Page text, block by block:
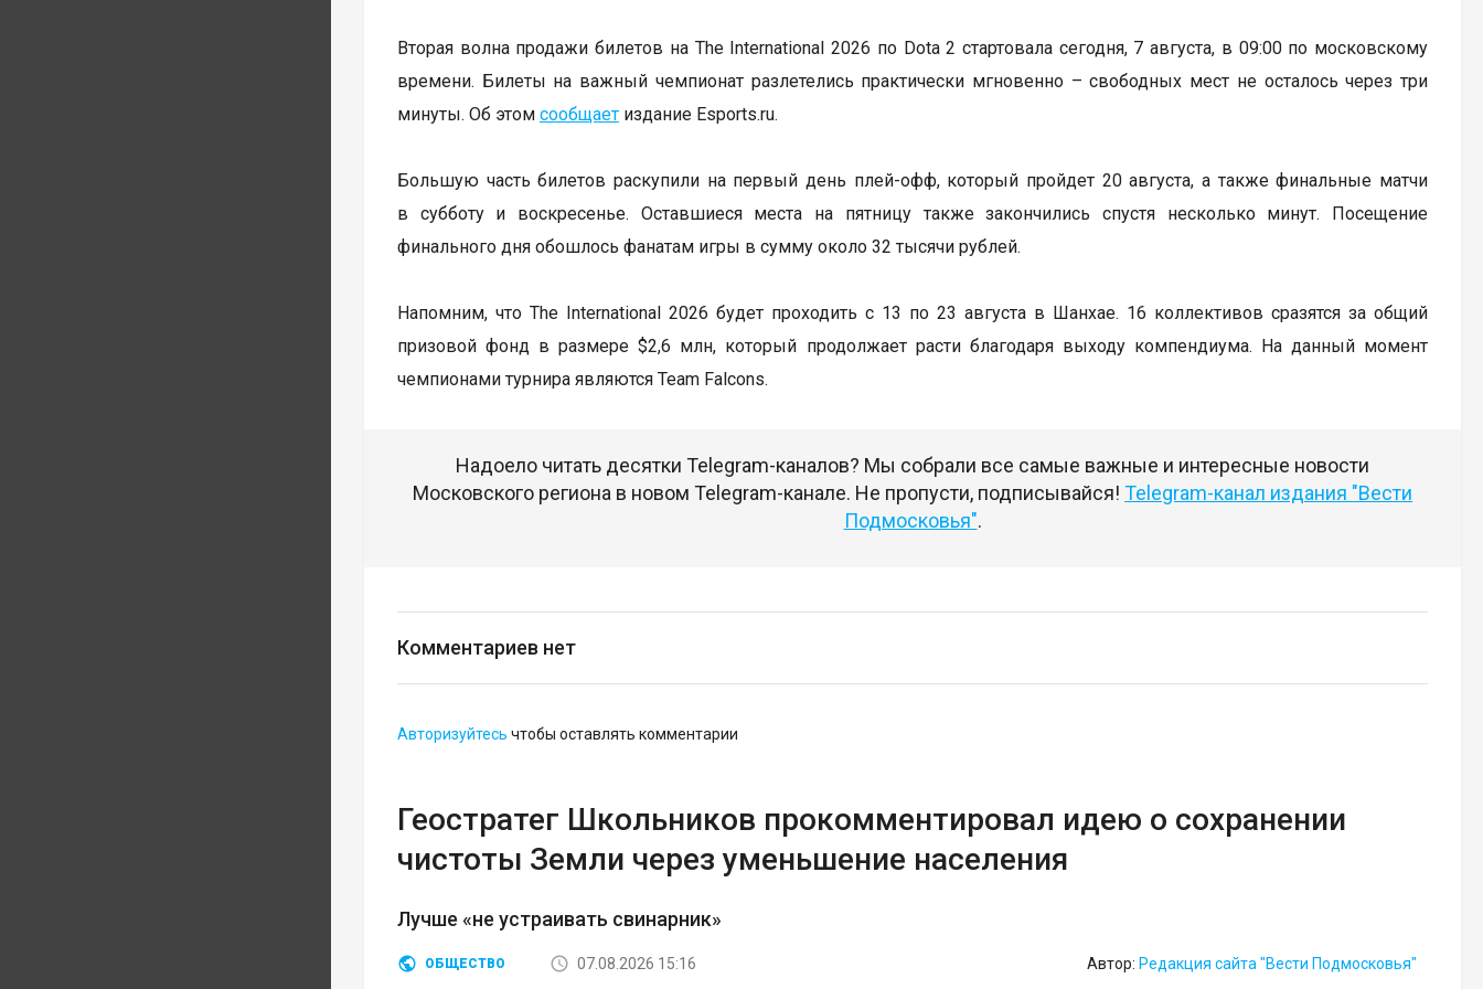
Вторая волна продажи билетов на The International 2026 по Dota 2 стартовала сегодня, 7 августа, в 09:00 по московскому
времени. Билеты на важный чемпионат разлетелись практически мгновенно – свободных мест не осталось через три
минуты. Об этом сообщает издание Esports.ru.
Большую часть билетов раскупили на первый день плей-офф, который пройдет 20 августа, а также финальные матчи
в субботу и воскресенье. Оставшиеся места на пятницу также закончились спустя несколько минут. Посещение
финального дня обошлось фанатам игры в сумму около 32 тысячи рублей.
Напомним, что The International 2026 будет проходить с 13 по 23 августа в Шанхае. 16 коллективов сразятся за общий
призовой фонд в размере $2,6 млн, который продолжает расти благодаря выходу компендиума. На данный момент
чемпионами турнира являются Team Falcons.
Надоело читать десятки Telegram-каналов? Мы собрали все самые важные и интересные новости
Московского региона в новом Telegram-канале. Не пропусти, подписывайся! Telegram-канал издания "Вести
Подмосковья".
Комментариев нет
Авторизуйтесь чтобы оставлять комментарии
Геостратег Школьников прокомментировал идею о сохранении
чистоты Земли через уменьшение населения
Лучше «не устраивать свинарник»
ОБЩЕСТВО 07.08.2026 15:16 Автор: Редакция сайта "Вести Подмосковья"